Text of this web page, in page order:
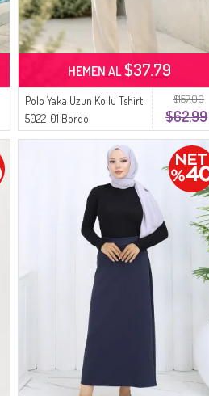
$157.00
$62.99
Polo Yaka Uzun Kollu Tshirt
5022-01 Bordo
HEMEN AL$37.79